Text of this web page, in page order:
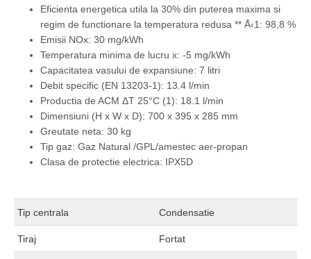
Eficienta energetica utila la 30% din puterea maxima si
regim de functionare la temperatura redusa **Å‹1: 98,8 %
Emisii NOx: 30 mg/kWh
Temperatura minima de lucru x: -5 mg/kWh
Capacitatea vasului de expansiune: 7 litri
Debit specific (EN 13203-1): 13.4 l/min
Productia de ACM ΔT 25°C (1): 18.1 l/min
Dimensiuni (H x W x D): 700 x 395 x 285 mm
Greutate neta: 30 kg
Tip gaz: Gaz Natural /GPL/amestec aer-propan
Clasa de protectie electrica: IPX5D
Tip centrala Condensatie
Tiraj Fortat